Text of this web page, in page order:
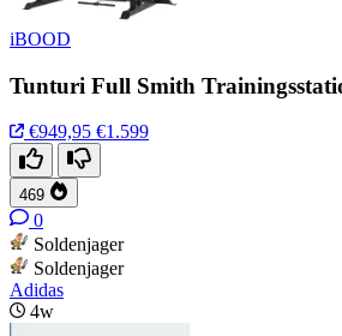
iBOOD
Tunturi Full Smith
€949,95 €1.599
469
0
Soldenjager
Soldenjager
Adidas
4w